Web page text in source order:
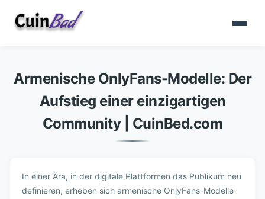
Armenische OnlyFans-Modelle: Der
Aufstieg einer einzigartigen
Community | CuinBed.com
In einer Ära, in der digitale Plattformen das Publikum neu
definieren, erheben sich armenische OnlyFans-Modelle